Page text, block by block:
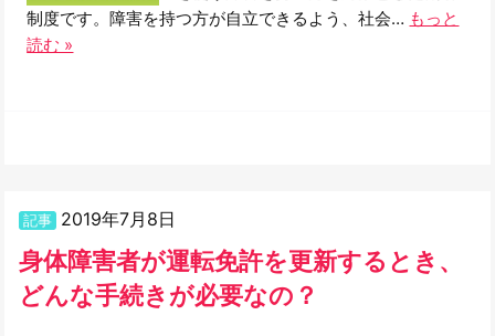
制度です。障害を持つ方が自立できるよう、社会… もっと
読む »
記事 2019年7月8日
身体障害者が運転免許を更新するとき、
どんな手続きが必要なの？